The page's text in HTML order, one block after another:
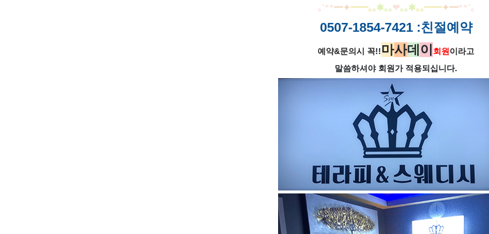
｡˚**━✦━━｡｡✱｡｡❤｡｡✱｡｡━━✦━**˚｡
0507-1854-7421:친절예약
예약&문의시 꼭!!마사데 이 회원이라고
말씀하셔야 회원가 적용되십니다.